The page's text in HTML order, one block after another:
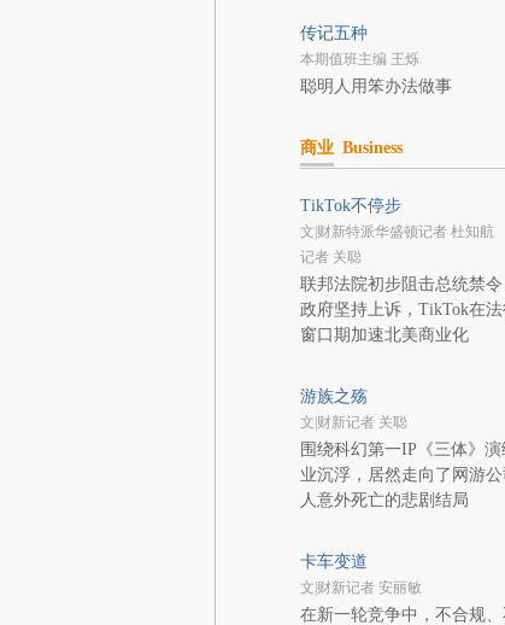
传记五种
本期值班主编 王烁
聪明人用笨办法做事
商业 Business
TikTok不停步
文|财新特派华盛顿记者 杜知航
记者 关聪
联邦法院初步阻击总统禁令
政府坚持上诉，TikTok在
窗口期加速北美商业化
游族之殇
文|财新记者 关聪
围绕科幻第一IP《三体》
业沉浮，居然走向了网游
人意外死亡的悲剧结局
卡车变道
文|财新记者 安丽敏
在新一轮竞争中，不合规、